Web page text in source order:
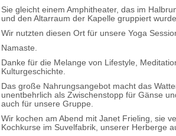
Sie gleicht einem Amphitheater, das im
und den Altarraum der Kapelle gruppiert wurde.
Wir nutzten diesen Ort für unsere Yoga
Namaste.
Danke für die Melange von Lifestyle,
Kulturgeschichte.
Das große Nahrungsangebot macht das
unentbehrlich als Zwischenstopp für Gänse
auch für unsere Gruppe.
Wir kochen am Abend mit Janet Frieling, sie
Kochkurse im Suvelfabrik, unserer Herberge